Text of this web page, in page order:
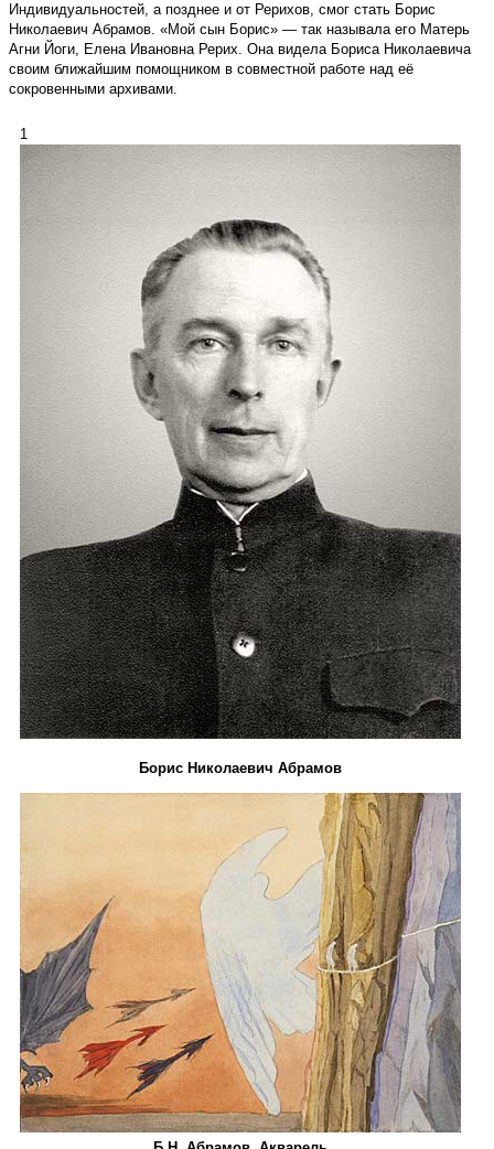
Индивидуальностей, а позднее и от Рерихов, смог стать Борис
Николаевич Абрамов. «Мой сын Борис» — так называла его Матерь
Агни Йоги, Елена Ивановна Рерих. Она видела Бориса Николаевича
своим ближайшим помощником в совместной работе над её
сокровенными архивами.
1
Борис Николаевич Абрамов